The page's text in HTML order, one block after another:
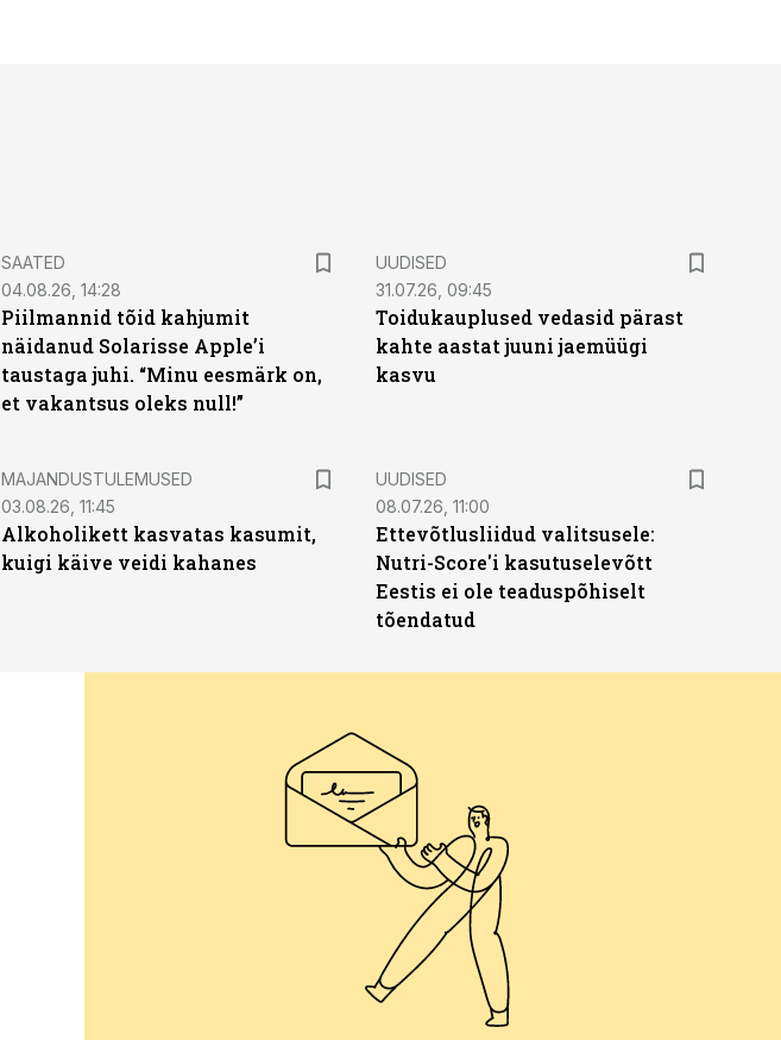
SAATED
04.08.26, 14:28
Piilmannid tõid kahjumit
näidanud Solarisse Apple’i
taustaga juhi. “Minu eesmärk on,
et vakantsus oleks null!”
UUDISED
31.07.26, 09:45
Toidukauplused vedasid pärast
kahte aastat juuni jaemüügi
kasvu
MAJANDUSTULEMUSED
03.08.26, 11:45
Alkoholikett kasvatas kasumit,
kuigi käive veidi kahanes
UUDISED
08.07.26, 11:00
Ettevõtlusliidud valitsusele:
Nutri-Score'i kasutuselevõtt
Eestis ei ole teaduspõhiselt
tõendatud